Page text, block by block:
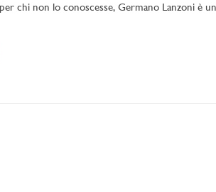
chi non lo conoscesse, Germano Lanzoni è